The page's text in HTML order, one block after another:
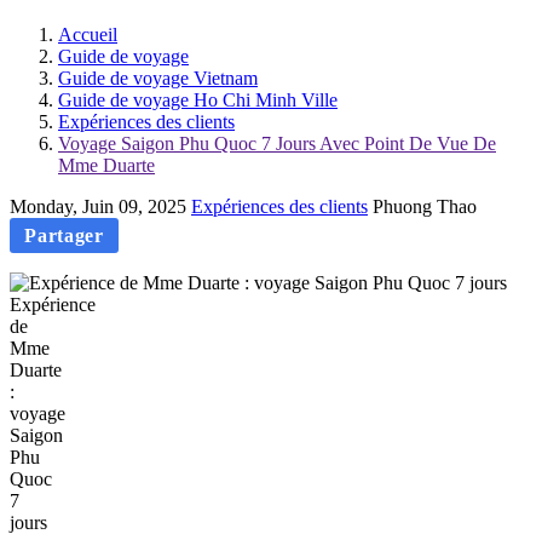
Accueil
Guide de voyage
Guide de voyage Vietnam
Guide de voyage Ho Chi Minh Ville
Expériences des clients
Voyage Saigon Phu Quoc 7 Jours Avec Point De Vue De
Mme Duarte
Monday, Juin 09, 2025 Expériences des clients Phuong Thao
Partager
Expérience
de
Mme
Duarte
:
voyage
Saigon
Phu
Quoc
7
jours